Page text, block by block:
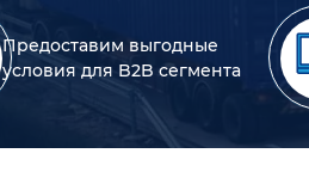
Предоставим выгодные
условия для B2B сегмента